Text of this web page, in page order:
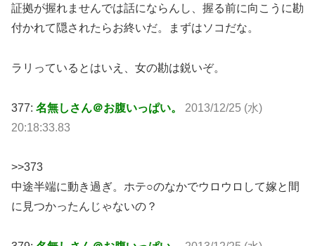
証拠が握れませんでは話にならんし、握る前に向こうに勘
付かれて隠されたらお終いだ。まずはソコだな。
ラリっているとはいえ、女の勘は鋭いぞ。
377: 名無しさん＠お腹いっぱい。 2013/12/25 (水)
20:18:33.83
>>373
中途半端に動き過ぎ。ホテ○のなかでウロウロして嫁と間
に見つかったんじゃないの？